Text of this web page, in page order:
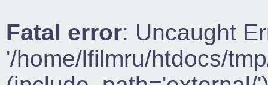
Fatal error: Uncaught
'/home/lfilmru/htdocs/